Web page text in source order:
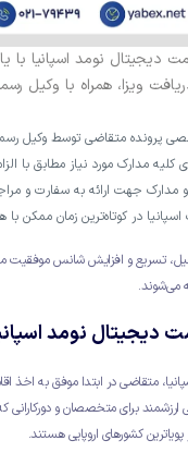
دیجیتال نومد اسپانیا با
ویزا، همراه با وکیل
پرونده متقاضی توسط وکیل
کلیه مدارک مورد نیاز مطابق با
مدارک جهت ارائه به سفارت و
در کوتاه‌ترین زمان ممکن با
تسریع و افزایش شانس موفقیت
می‌شوند.
دیجیتال نومد
متقاضی در ابتدا موفق به اخذ
برای متخصصان و دورکارانی که
کشورهای اروپایی هستند.